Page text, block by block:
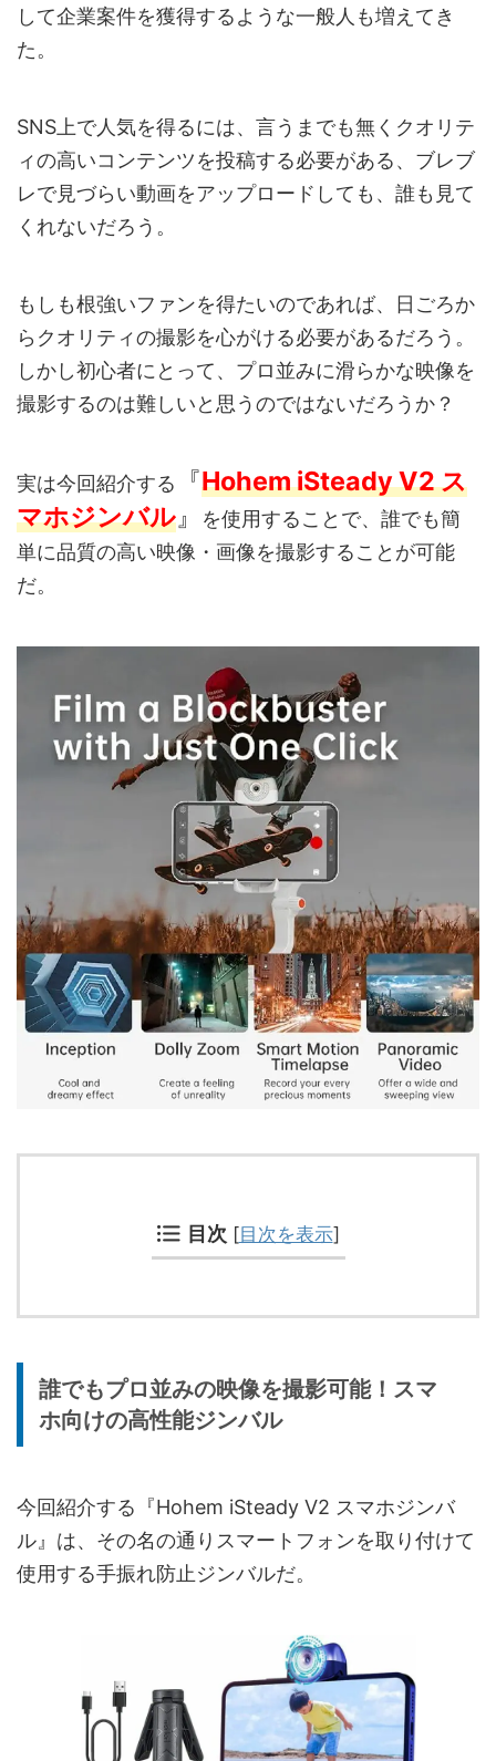
して企業案件を獲得するような一般人も増えてき
た。
SNS上で人気を得るには、言うまでも無くクオリテ
ィの高いコンテンツを投稿する必要がある、ブレブ
レで見づらい動画をアップロードしても、誰も見て
くれないだろう。
もしも根強いファンを得たいのであれば、日ごろか
らクオリティの撮影を心がける必要があるだろう。
しかし初心者にとって、プロ並みに滑らかな映像を
撮影するのは難しいと思うのではないだろうか？
実は今回紹介する 『Hohem iSteady V2 ス
マホジンバル』
を使用することで、誰でも簡
単に品質の高い映像・画像を撮影することが可能
だ。
目次 [目次を表示]
誰でもプロ並みの映像を撮影可能！スマ
ホ向けの高性能ジンバル
今回紹介する『Hohem iSteady V2 スマホジンバ
ル』は、その名の通りスマートフォンを取り付けて
使用する手振れ防止ジンバルだ。